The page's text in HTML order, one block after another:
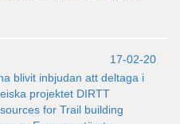
17-02-20
blivit inbjudan att deltaga i
projektet DIRTT
for Trail building